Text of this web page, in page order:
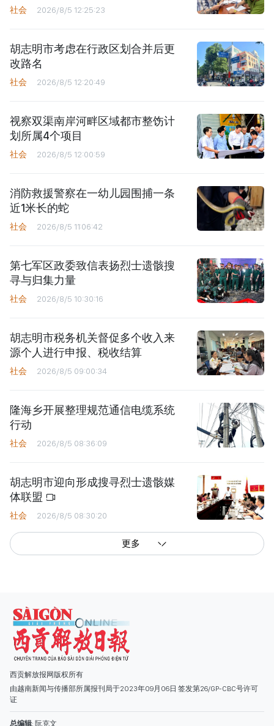
社会 2026/8/5 12:25:23
胡志明市考虑在行政区划合并后更
改路名
社会 2026/8/5 12:20:49
视察双渠南岸河畔区域都市整饬计
划所属4个项目
社会 2026/8/5 12:00:59
消防救援警察在一幼儿园围捕一条
近1米长的蛇
社会 2026/8/5 11:06:42
第七军区政委致信表扬烈士遗骸搜
寻与归集力量
社会 2026/8/5 10:30:16
胡志明市税务机关督促多个收入来
源个人进行申报、税收结算
社会 2026/8/5 09:00:34
隆海乡开展整理规范通信电缆系统
行动
社会 2026/8/5 08:36:09
胡志明市迎向形成搜寻烈士遗骸媒
体联盟
社会 2026/8/5 08:30:20
更多